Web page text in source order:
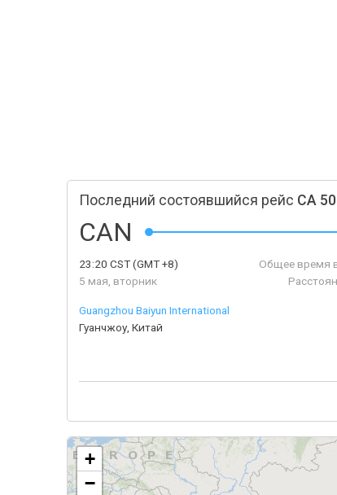
Последний состоявшийся рейс CA
CAN
23:20 CST(GMT +8)
5 мая, вторник
Общее время
Guangzhou Baiyun International
Гуанчжоу, Китай
+
−